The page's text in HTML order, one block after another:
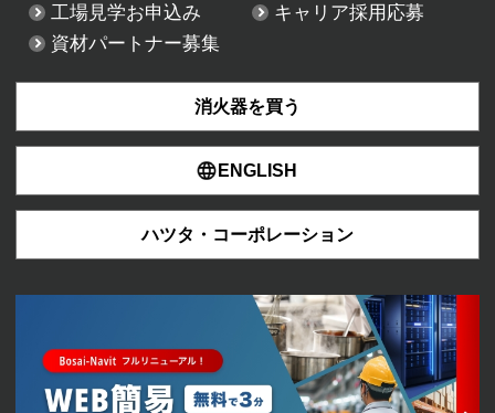
工場見学お申込み
キャリア採用応募
資材パートナー募集
消火器を買う
ENGLISH
ハツタ・コーポレーション